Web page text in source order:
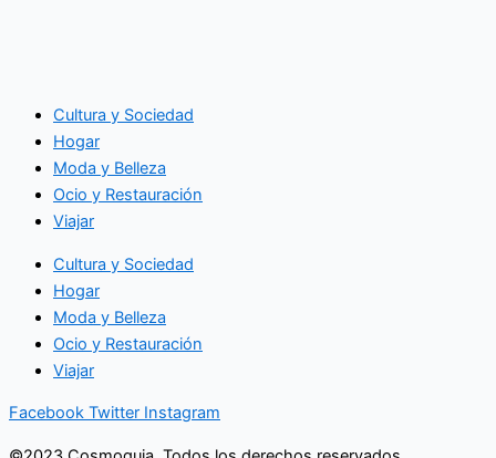
Cultura y Sociedad
Hogar
Moda y Belleza
Ocio y Restauración
Viajar
Cultura y Sociedad
Hogar
Moda y Belleza
Ocio y Restauración
Viajar
Facebook Twitter Instagram